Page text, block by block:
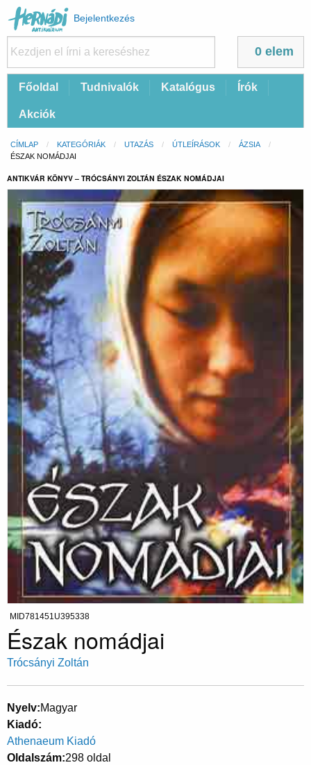
Felhasználói
fiók
menüje
Bejelentkezés
0 elem
FőFőoldal Tudnivalók Katalógus Írók
Akciók
Morzsa
CÍMLAP KATEGÓRIÁK UTAZÁS ÚTLEÍRÁSOK
ÁZSIA
CURRENT:
ÉSZAK NOMÁDJAI
ANTIKVÁR KÖNYV – TRÓCSÁNYI ZOLTÁN ÉSZAK NOMÁDJAI
MID781451U395338
Észak nomádjai
Trócsányi Zoltán
Nyelv Magyar
Kiadó
Athenaeum Kiadó
Oldalszám 298 oldal